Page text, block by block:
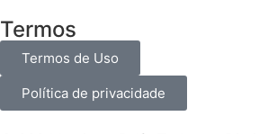
Termos
Termos de Uso
Política de privacidade